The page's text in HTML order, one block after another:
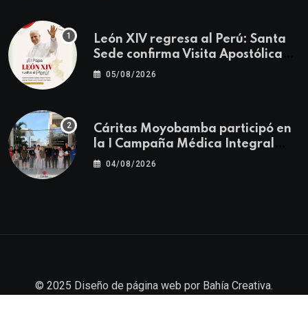
León XIV regresa al Perú: Santa
Sede confirma Visita Apostólica
del 11 al 17 de noviembre
05/08/2026
Cáritas Moyobamba participó en
la I Campaña Médica Integral
Gratuita llevando salud y
04/08/2026
© 2025 Diseño de página web por Bahía Creativa.